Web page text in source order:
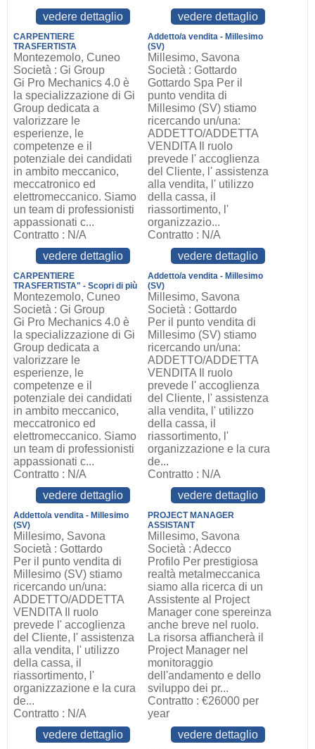
vedere dettaglio
vedere dettaglio
CARPENTIERE
TRASFERTISTA
Montezemolo, Cuneo
Società : Gi Group
Gi Pro Mechanics 4.0 è
la specializzazione di Gi
Group dedicata a
valorizzare le
esperienze, le
competenze e il
potenziale dei candidati
in ambito meccanico,
meccatronico ed
elettromeccanico. Siamo
un team di professionisti
appassionati c...
Contratto : N/A
vedere dettaglio
Addetto/a vendita - Millesimo
(SV)
Millesimo, Savona
Società : Gottardo
Gottardo Spa Per il
punto vendita di
Millesimo (SV) stiamo
ricercando un/una:
ADDETTO/ADDETTA
VENDITA Il ruolo
prevede l' accoglienza
del Cliente, l' assistenza
alla vendita, l' utilizzo
della cassa, il
riassortimento, l'
organizzazio...
Contratto : N/A
vedere dettaglio
CARPENTIERE
TRASFERTISTA" - Scopri di più
Montezemolo, Cuneo
Società : Gi Group
Gi Pro Mechanics 4.0 è
la specializzazione di Gi
Group dedicata a
valorizzare le
esperienze, le
competenze e il
potenziale dei candidati
in ambito meccanico,
meccatronico ed
elettromeccanico. Siamo
un team di professionisti
appassionati c...
Contratto : N/A
vedere dettaglio
Addetto/a vendita - Millesimo
(SV)
Millesimo, Savona
Società : Gottardo
Per il punto vendita di
Millesimo (SV) stiamo
ricercando un/una:
ADDETTO/ADDETTA
VENDITA Il ruolo
prevede l' accoglienza
del Cliente, l' assistenza
alla vendita, l' utilizzo
della cassa, il
riassortimento, l'
organizzazione e la cura
de...
Contratto : N/A
vedere dettaglio
Addetto/a vendita - Millesimo
(SV)
Millesimo, Savona
Società : Gottardo
Per il punto vendita di
Millesimo (SV) stiamo
ricercando un/una:
ADDETTO/ADDETTA
VENDITA Il ruolo
prevede l' accoglienza
del Cliente, l' assistenza
alla vendita, l' utilizzo
della cassa, il
riassortimento, l'
organizzazione e la cura
de...
Contratto : N/A
vedere dettaglio
PROJECT MANAGER
ASSISTANT
Millesimo, Savona
Società : Adecco
Profilo Per prestigiosa
realtà metalmeccanica
siamo alla ricerca di un
Assistente al Project
Manager cone spereinza
anche breve nel ruolo.
La risorsa affiancherà il
Project Manager nel
monitoraggio
dell'andamento e dello
sviluppo dei pr...
Contratto : €26000 per
year
vedere dettaglio